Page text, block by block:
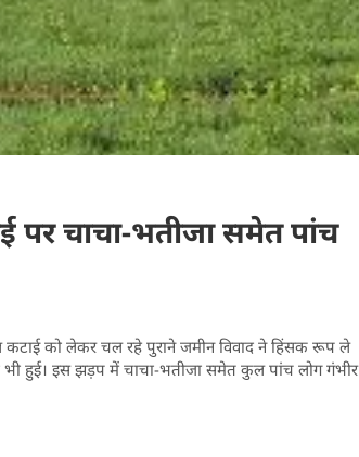
चाचा-भतीजा समेत पांच
कटाई को लेकर चल रहे पुराने जमीन विवाद ने हिंसक रूप ले
भी हुई। इस झड़प में चाचा-भतीजा समेत कुल पांच लोग गंभीर